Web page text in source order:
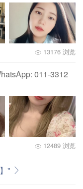
13176 浏览
011-3312
12489 浏览
"